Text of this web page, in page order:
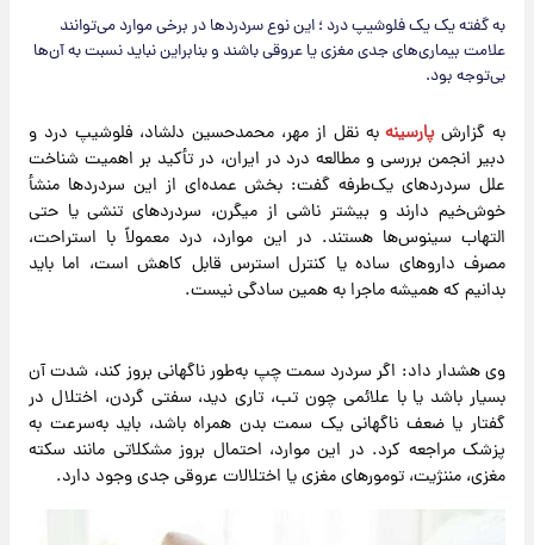
به گفته یک یک فلوشیپ درد ؛ این نوع سردردها در برخی موارد می‌توانند
علامت بیماری‌های جدی مغزی یا عروقی باشند و بنابراین نباید نسبت به آن‌ها
بی‌توجه بود.
به گزارشپارسینه به نقل از مهر، محمدحسین دلشاد، فلوشیپ درد و
دبیر انجمن بررسی و مطالعه درد در ایران، در تأکید بر اهمیت شناخت
علل سردردهای یک‌طرفه گفت: بخش عمده‌ای از این سردردها منشأ
خوش‌خیم دارند و بیشتر ناشی از میگرن، سردردهای تنشی یا حتی
التهاب سینوس‌ها هستند. در این موارد، درد معمولاً با استراحت،
مصرف داروهای ساده یا کنترل استرس قابل کاهش است، اما باید
بدانیم که همیشه ماجرا به همین سادگی نیست.
وی هشدار داد: اگر سردرد سمت چپ به‌طور ناگهانی بروز کند، شدت آن
بسیار باشد یا با علائمی چون تب، تاری دید، سفتی گردن، اختلال در
گفتار یا ضعف ناگهانی یک سمت بدن همراه باشد، باید به‌سرعت به
پزشک مراجعه کرد. در این موارد، احتمال بروز مشکلاتی مانند سکته
مغزی، مننژیت، تومورهای مغزی یا اختلالات عروقی جدی وجود دارد.